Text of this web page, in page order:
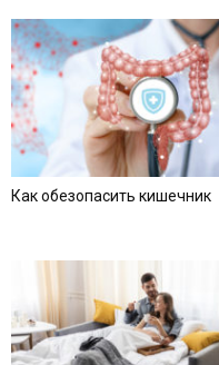
Как обезопасить кишечник